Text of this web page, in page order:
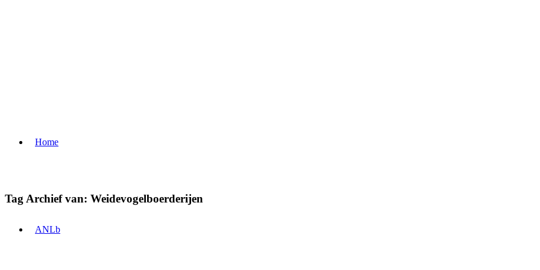
Home
ANLb
Tag Archief van: Weidevogelboerderijen